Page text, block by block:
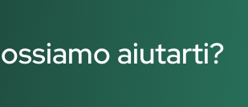
aiutarti?